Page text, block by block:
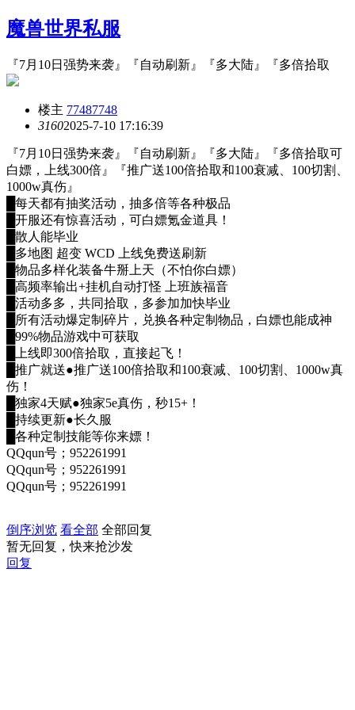
魔兽世界私服
『7月10日强势来袭』『自动刷新』『多大陆』『多倍拾取
楼主 77487748
31602025-7-10 17:16:39
『7月10日强势来袭』『自动刷新』『多大陆』『多倍拾取可
白嫖，上线300倍』『推广送100倍拾取和100衰减、100切割、
1000w真伤』
█每天都有抽奖活动，抽多倍等各种极品
█开服还有惊喜活动，可白嫖氪金道具！
█散人能毕业
█多地图 超变 WCD 上线免费送刷新
█物品多样化装备牛掰上天（不怕你白嫖）
█高频率输出+挂机自动打怪 上班族福音
█活动多多，共同拾取，多参加加快毕业
█所有活动爆定制碎片，兑换各种定制物品，白嫖也能成神
█99%物品游戏中可获取
█上线即300倍拾取，直接起飞！
█推广就送●推广送100倍拾取和100衰减、100切割、1000w真
伤！
█独家4天赋●独家5e真伤，秒15+！
█持续更新●长久服
█各种定制技能等你来嫖！
QQqun号；952261991
QQqun号；952261991
QQqun号；952261991
倒序浏览 看全部 全部回复
暂无回复，快来抢沙发
回复